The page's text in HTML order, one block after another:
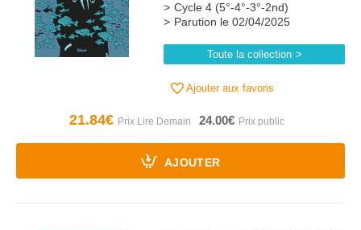
Cycle 4 (5°-4°-3°-2nd)
Parution le 02/04/2025
Toute la collection
Ajouter aux favoris
21.84€ 24.00€
AJOUTER